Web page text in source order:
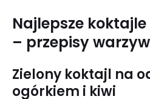
Najlepsze
– przepisy
Zielony koktajl na
ogórkiem i kiwi